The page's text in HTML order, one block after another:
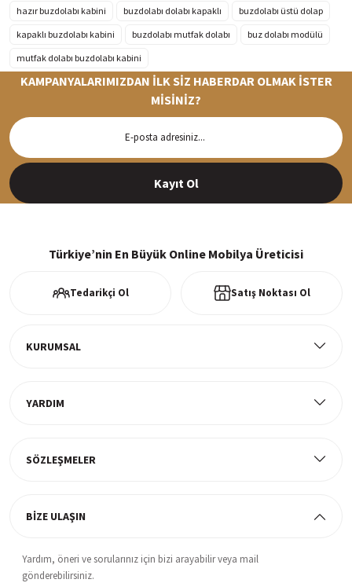
hazır buzdolabı kabini
buzdolabı dolabı kapaklı
buzdolabı üstü dolap
kapaklı buzdolabı kabini
buzdolabı mutfak dolabı
buz dolabı modülü
mutfak dolabı buzdolabı kabini
Siparişleriniz en kısa sürede hazırlanarak kargoya verilir
KAMPANYALARIMIZDAN İLK SİZ HABERDAR OLMAK İSTER
MİSİNİZ?
Kayıt Ol
Türkiye’nin En Büyük Online Mobilya Üreticisi
Tedarikçi Ol Satış Noktası Ol
KURUMSAL
YARDIM
SÖZLEŞMELER
BİZE ULAŞIN
Yardım, öneri ve sorularınız için bizi arayabilir veya mail
gönderebilirsiniz.